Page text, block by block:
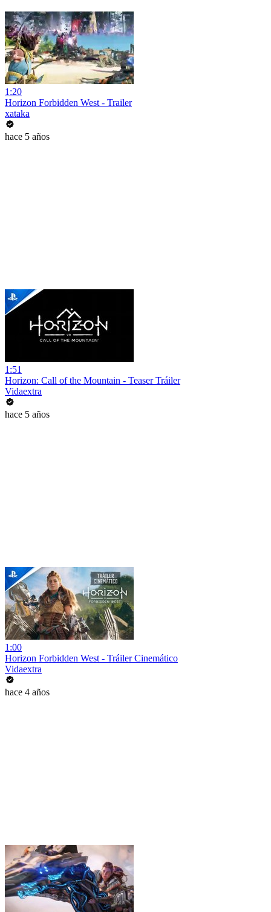
1:20
Horizon Forbidden West - Trailer
xataka
hace 5 años
1:51
Horizon: Call of the Mountain - Teaser Tráiler
Vidaextra
hace 5 años
1:00
Horizon Forbidden West - Tráiler Cinemático
Vidaextra
hace 4 años